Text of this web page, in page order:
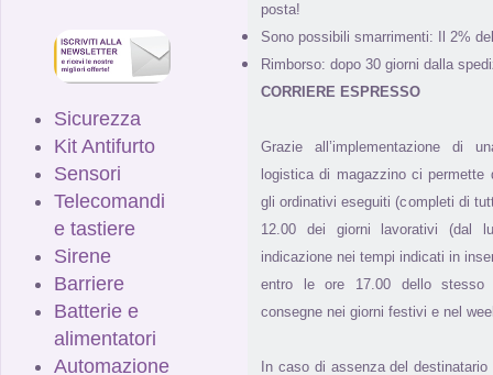
Sicurezza
Kit Antifurto
Sensori
Telecomandi
e tastiere
Sirene
Barriere
Batterie e
alimentatori
Automazione
posta!
Sono possibili smarrimenti: Il 2%
Rimborso: dopo 30 giorni dalla
CORRIERE ESPRESSO
Grazie all’implementazione di
logistica di magazzino ci
gli ordinativi eseguiti (completi di
12.00 dei giorni lavorativi (dal
indicazione nei tempi indicati in
entro le ore 17.00 dello stesso
consegne nei giorni festivi e nel
In caso di assenza del